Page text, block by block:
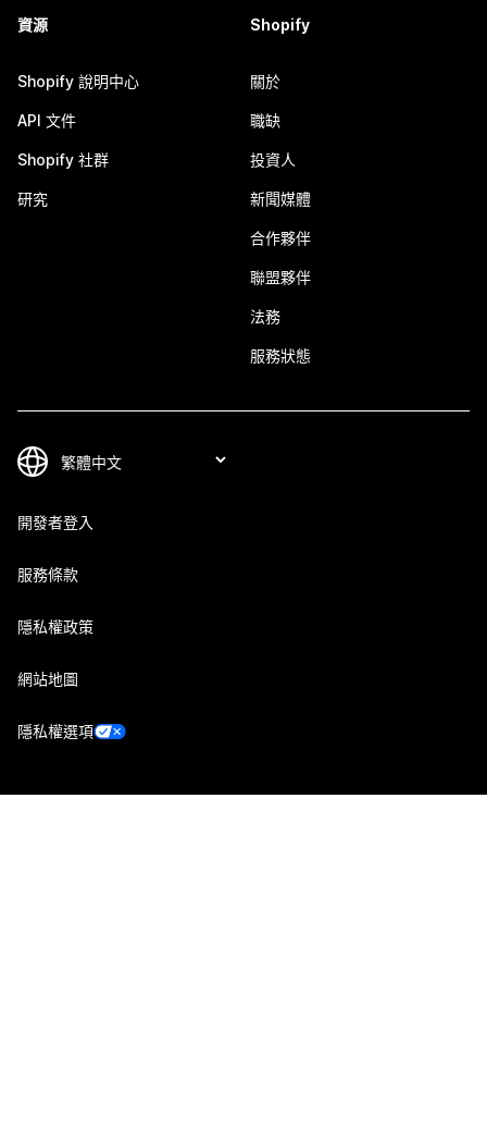
資源
Shopify 說明中心
API 文件
Shopify 社群
研究
Shopify
關於
職缺
投資人
新聞媒體
合作夥伴
聯盟夥伴
法務
服務狀態
開發者登入
服務條款
隱私權政策
網站地圖
隱私權選項